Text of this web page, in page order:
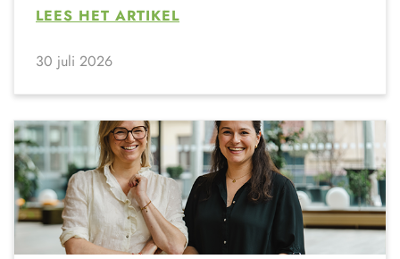
LEES HET ARTIKEL
30 juli 2026